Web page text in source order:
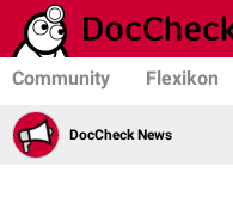
Community Flexikon
DocCheck News